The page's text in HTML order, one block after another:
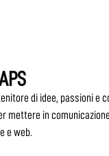
di idee, passioni e
mettere in
e web.